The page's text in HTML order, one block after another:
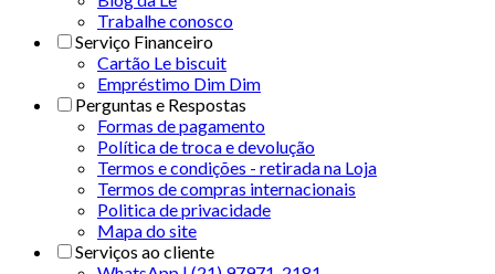
Trabalhe conosco
Serviço Financeiro
Cartão Le biscuit
Empréstimo Dim Dim
Perguntas e Respostas
Formas de pagamento
Política de troca e devolução
Termos e condições - retirada na Loja
Termos de compras internacionais
Politica de privacidade
Mapa do site
Serviços ao cliente